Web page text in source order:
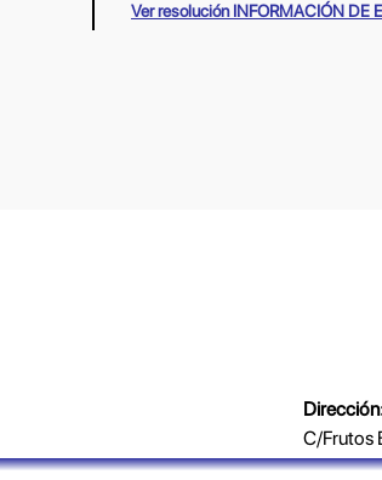
Ver resolución INFORMACIÓN DE
C/Frutos
2ª C.P.